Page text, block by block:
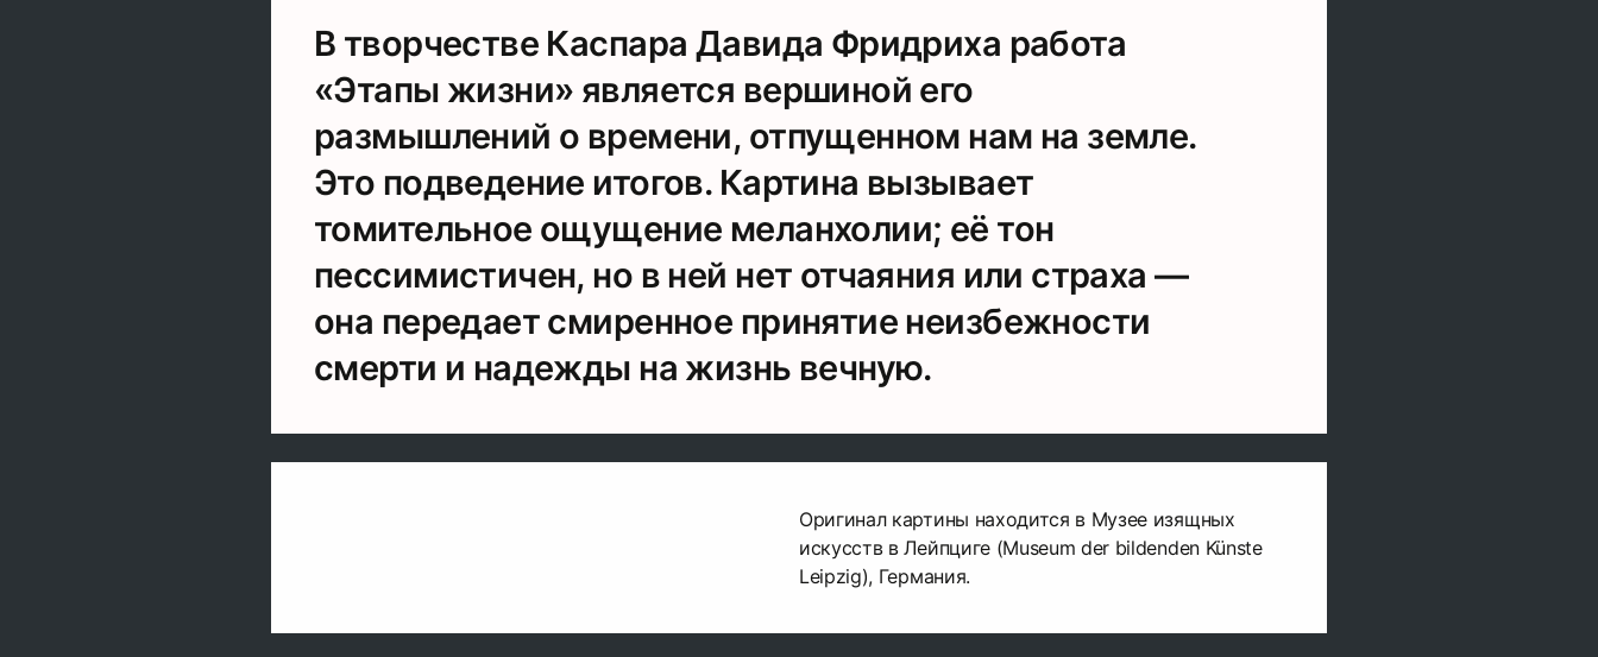
В творчестве Каспара Давида Фридриха работа
«Этапы жизни» является вершиной его
размышлений о времени, отпущенном нам на земле.
Это подведение итогов. Картина вызывает
томительное ощущение меланхолии; её тон
пессимистичен, но в ней нет отчаяния или страха —
она передает смиренное принятие неизбежности
смерти и надежды на жизнь вечную.
Оригинал картины находится в Музее изящных
искусств в Лейпциге (Museum der bildenden Künste
Leipzig), Германия.